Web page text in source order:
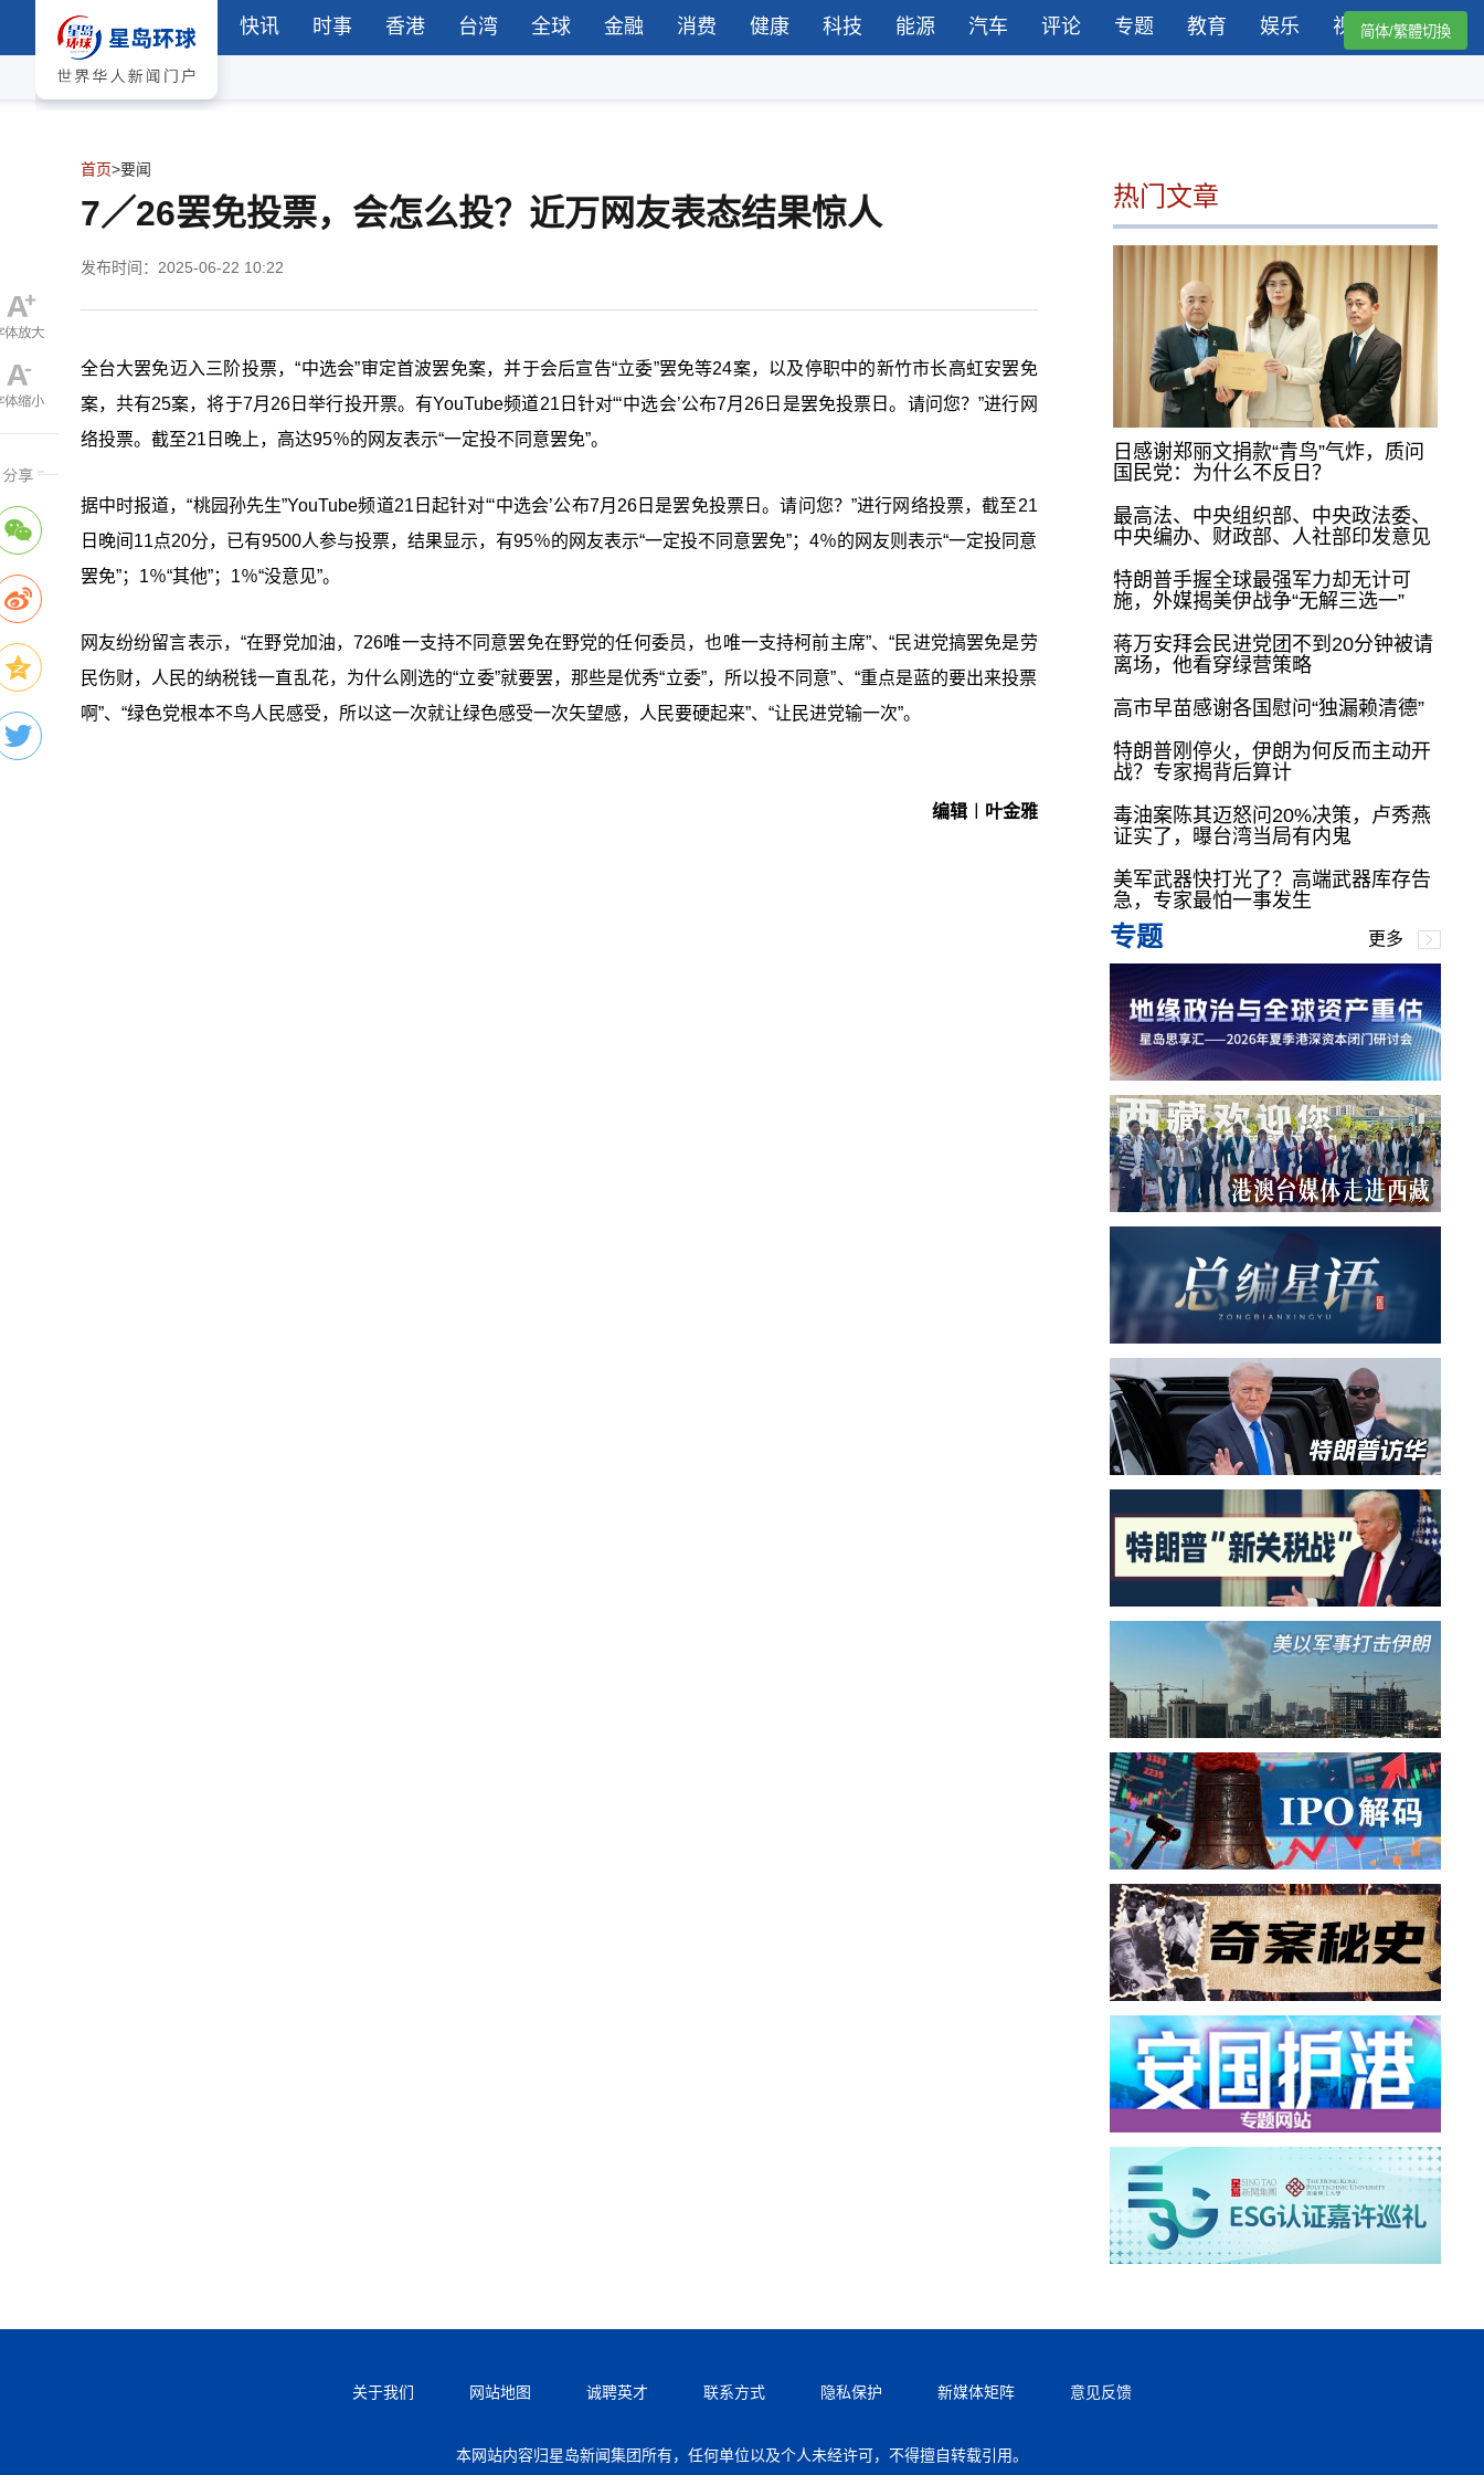
快讯 时事 香港 台湾 全球 金融 消费 健康 科技 能源 汽车 评论 专题 教育 娱乐 视频简体/繁體切換
首页>要闻
7／26罢免投票，会怎么投？近万网友表态结果惊人
发布时间：2025-06-22 10:22
全台大罢免迈入三阶投票，“中选会”审定首波罢免案，并于会后宣告“立委”罢免等24案，以及停职中的新竹市长高虹安罢免
案，共有25案，将于7月26日举行投开票。有YouTube频道21日针对“‘中选会’公布7月26日是罢免投票日。请问您？”进行网
络投票。截至21日晚上，高达95％的网友表示“一定投不同意罢免”。
据中时报道，“桃园孙先生”YouTube频道21日起针对“‘中选会’公布7月26日是罢免投票日。请问您？”进行网络投票，截至21
日晚间11点20分，已有9500人参与投票，结果显示，有95％的网友表示“一定投不同意罢免”；4％的网友则表示“一定投同意
罢免”；1％“其他”；1％“没意见”。
网友纷纷留言表示，“在野党加油，726唯一支持不同意罢免在野党的任何委员，也唯一支持柯前主席”、“民进党搞罢免是劳
民伤财，人民的纳税钱一直乱花，为什么刚选的“立委”就要罢，那些是优秀“立委”，所以投不同意”、“重点是蓝的要出来投票
啊”、“绿色党根本不鸟人民感受，所以这一次就让绿色感受一次矢望感，人民要硬起来”、“让民进党输一次”。
编辑︱叶金雅
热门文章
日感谢郑丽文捐款“青鸟”气炸，质问
国民党：为什么不反日？
最高法、中央组织部、中央政法委、
中央编办、财政部、人社部印发意见
特朗普手握全球最强军力却无计可
施，外媒揭美伊战争“无解三选一”
蒋万安拜会民进党团不到20分钟被请
离场，他看穿绿营策略
高市早苗感谢各国慰问“独漏赖清德”
特朗普刚停火，伊朗为何反而主动开
战？专家揭背后算计
毒油案陈其迈怒问20%决策，卢秀燕
证实了，曝台湾当局有内鬼
美军武器快打光了？高端武器库存告
急，专家最怕一事发生
专题 更多
关于我们 网站地图 诚聘英才 联系方式 隐私保护 新媒体矩阵 意见反馈
本网站内容归星岛新闻集团所有，任何单位以及个人未经许可，不得擅自转载引用。